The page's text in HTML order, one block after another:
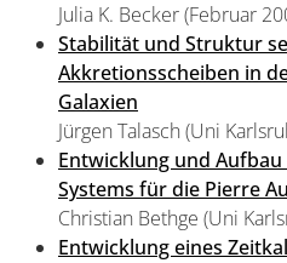
Julia K. Becker (Februar
Stabilität und Struktur
Akkretionsscheiben in
Galaxien
Jürgen Talasch (Uni
Entwicklung und
Systems für die Pierre
Christian Bethge (Uni
Entwicklung eines